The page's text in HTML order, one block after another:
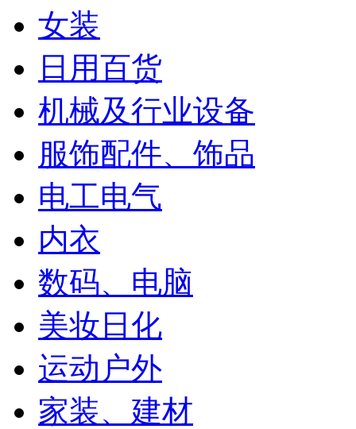
女装
日用百货
机械及行业设备
服饰配件、饰品
电工电气
内衣
数码、电脑
美妆日化
运动户外
家装、建材